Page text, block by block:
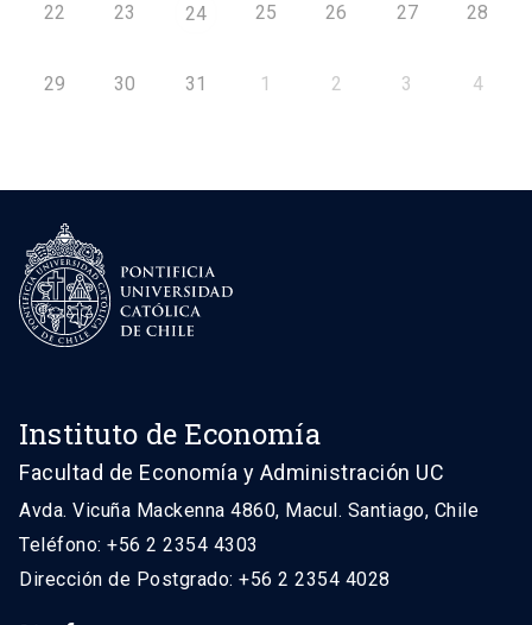
22 23 24 25 26 27 28
29 30 31 1 2 3 4
Instituto de Economía
Facultad de Economía y Administración UC
Avda. Vicuña Mackenna 4860, Macul. Santiago, Chile
Teléfono: +56 2 2354 4303
Dirección de Postgrado: +56 2 2354 4028